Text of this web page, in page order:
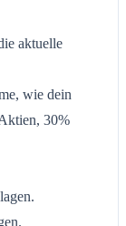
aktuelle
wie dein
30%